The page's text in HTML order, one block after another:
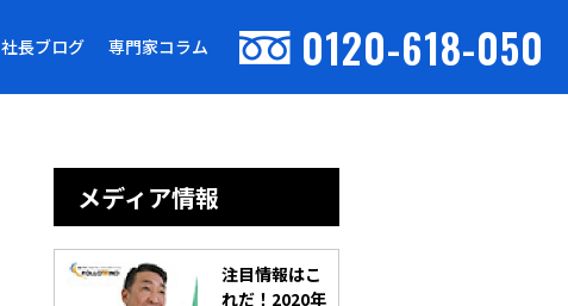
社長ブログ 専門家コラム 0120-618-050
メディア情報
注目情報はこ
れだ！2020年